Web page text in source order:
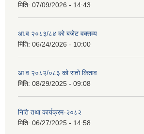
मिति: 07/09/2026 - 14:43
आ.व २०८३/८४ को बजेट वक्तव्य
मिति: 06/24/2026 - 10:00
आ.व २०८२/०८३ को रातो किताव
मिति: 08/29/2025 - 09:08
निति तथा कार्यक्रम-२०८२
मिति: 06/27/2025 - 14:58